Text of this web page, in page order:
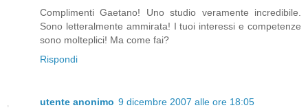
Complimenti Gaetano! Uno studio veramente incredibile.
Sono letteralmente ammirata! I tuoi interessi e competenze
sono molteplici! Ma come fai?
Rispondi
utente anonimo 9 dicembre 2007 alle ore 18:05